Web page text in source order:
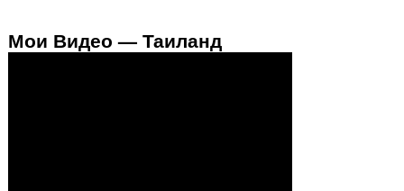
Мои Видео — Таиланд